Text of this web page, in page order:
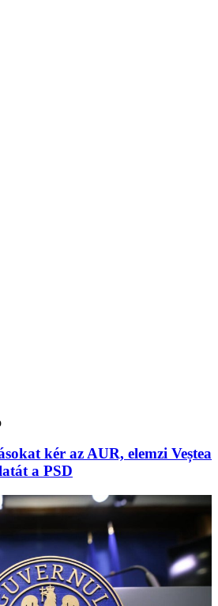
kér az AUR, elemzi Veștea
a PSD